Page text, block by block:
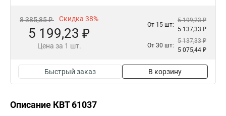
8 385,85 ₽ Скидка 38%
5 199,23 ₽
Цена за 1 шт.
От 15 шт:
5 199,23 ₽
5 137,33 ₽
От 30 шт:
5 137,33 ₽
5 075,44 ₽
Быстрый заказ В корзину
Описание КВТ 61037